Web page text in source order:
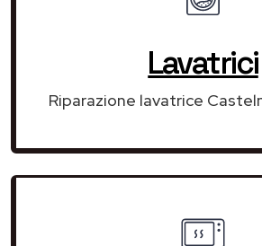
Lavatrici
Riparazione lavatrice